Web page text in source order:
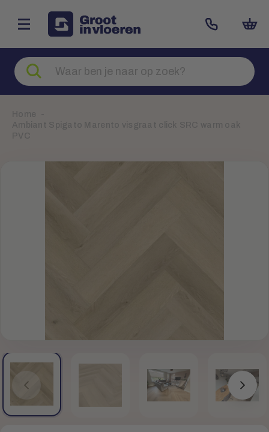
Zoeken
naar
producten
Home
Ambiant Spigato Marento visgraat click SRC warm oak
PVC